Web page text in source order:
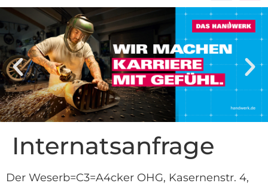
Internatsanfrage
Der Weserb=C3=A4cker OHG, Kasernenstr. 4,